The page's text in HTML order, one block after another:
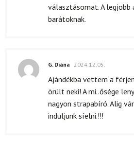
választásomat. A legjobb
barátoknak.
G. Diána 2024.12.05.
Ajándékba vettem a
örült neki! A mi..ősége
nagyon strapabíró. Alig
induljunk síelni.!!!